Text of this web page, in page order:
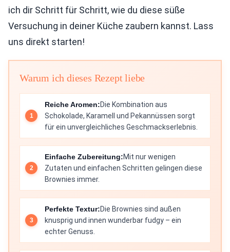
ich dir Schritt für Schritt, wie du diese süße
Versuchung in deiner Küche zaubern kannst. Lass
uns direkt starten!
Warum ich dieses Rezept liebe
Reiche Aromen:Die Kombination aus
Schokolade, Karamell und Pekannüssen sorgt
für ein unvergleichliches Geschmackserlebnis.
Einfache Zubereitung:Mit nur wenigen
Zutaten und einfachen Schritten gelingen diese
Brownies immer.
Perfekte Textur:Die Brownies sind außen
knusprig und innen wunderbar fudgy – ein
echter Genuss.